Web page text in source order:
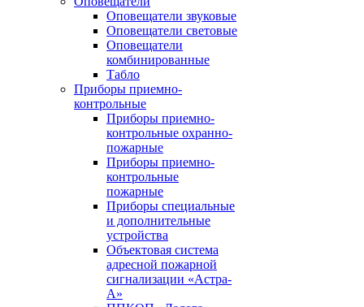
Оповещатели звуковые
Оповещатели световые
Оповещатели
комбинированные
Табло
Приборы приемно-
контрольные
Приборы приемно-
контрольные охранно-
пожарные
Приборы приемно-
контрольные
пожарные
Приборы специальные
и дополнительные
устройства
Объектовая система
адресной пожарной
сигнализации «Астра-
А»